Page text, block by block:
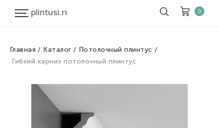
Корзина
0
Главная Каталог
Потолочный плинтус
Гибкий карниз потолочный плинтус